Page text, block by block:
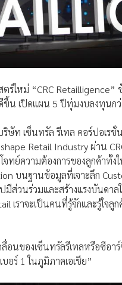
ใหม่ “CRC Retailligence”
ขึ้น เปิดแผน 5 ปีทุ่มงบลงทุน
ท เซ็นทรัล รีเทล คอร์ปอเรชั่
Retail Industry ผ่าน
ย์ความต้องการของลูกค้าทั้งใ
บนฐานข้อมูลที่เจาะลึก
มีส่วนร่วมและสร้างแรงบันด
เราจะเป็นคนที่รู้จักและรู้ใจลู
อนของเซ็นทรัลรีเทลหรือซีอา
อร์ 1 ในภูมิภาคเอเชีย”